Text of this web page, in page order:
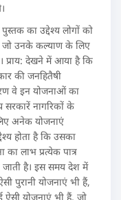
का उद्देश्य लोगों को
जो उनके कल्याण के लिए
प्राय: देखने में आया है कि
की जनहितैषी
वे इन योजनाओं का
सरकारें नागरिकों के
अनेक योजनाएं
होता है कि उसका
लाभ प्रत्येक पात्र
है। इस समय देश में
पुरानी योजनाएं भी हैं,
ऐसी योजनाएं भी हैं, जो